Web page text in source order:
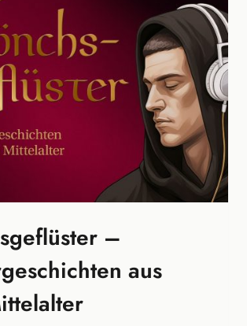
DEUTSCHEN
TEILUNGSGESCHICHTE
–
aus